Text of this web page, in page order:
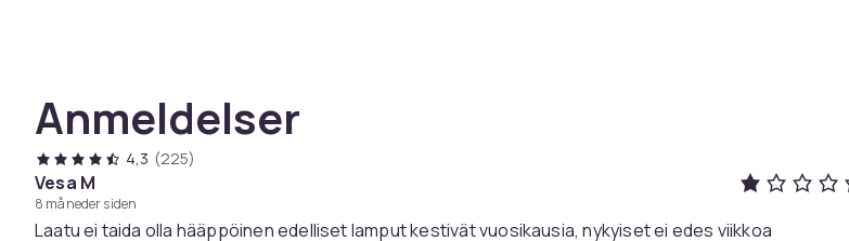
Nem installation og passer til de fleste armaturer
Flimmerfri og dæmpbar belysning, der er skånsom for øjnene
Materiale: Glas, wolfram
Størrelse: ca. 30 mm
Anmeldelser
4,3 (225)
Vesa M
8 måneder siden
Laatu ei taida olla hääppöinen edelliset lamput kestivät vuosikausia, nykyiset ei edes viikkoa